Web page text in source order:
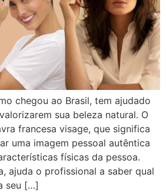
chegou ao Brasil, tem ajudado
sua beleza natural. O
francesa visage, que significa
uma imagem pessoal autêntica
físicas da pessoa.
ajuda o profissional a saber qual
seu […]